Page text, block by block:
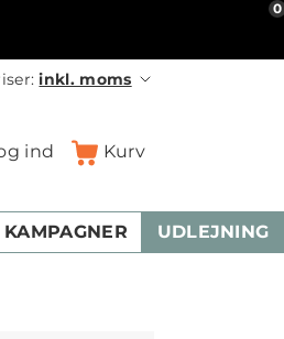
inkl. moms
ind Kurv
0
KAMPAGNER UDLEJNING